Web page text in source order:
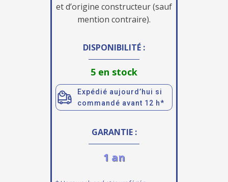
et d’origine constructeur (sauf
mention contraire).
DISPONIBILITÉ :
5 en stock
Expédié aujourd’hui si
commandé avant 12 h*
GARANTIE :
1 an